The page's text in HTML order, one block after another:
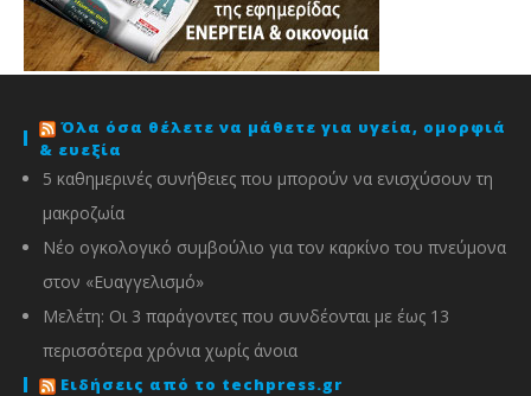
Όλα όσα θέλετε να μάθετε για υγεία, ομορφιά
& ευεξία
5 καθημερινές συνήθειες που μπορούν να ενισχύσουν τη
μακροζωία
Νέο ογκολογικό συμβούλιο για τον καρκίνο του πνεύμονα
στον «Ευαγγελισμό»
Μελέτη: Οι 3 παράγοντες που συνδέονται με έως 13
περισσότερα χρόνια χωρίς άνοια
Ειδήσεις από το techpress.gr